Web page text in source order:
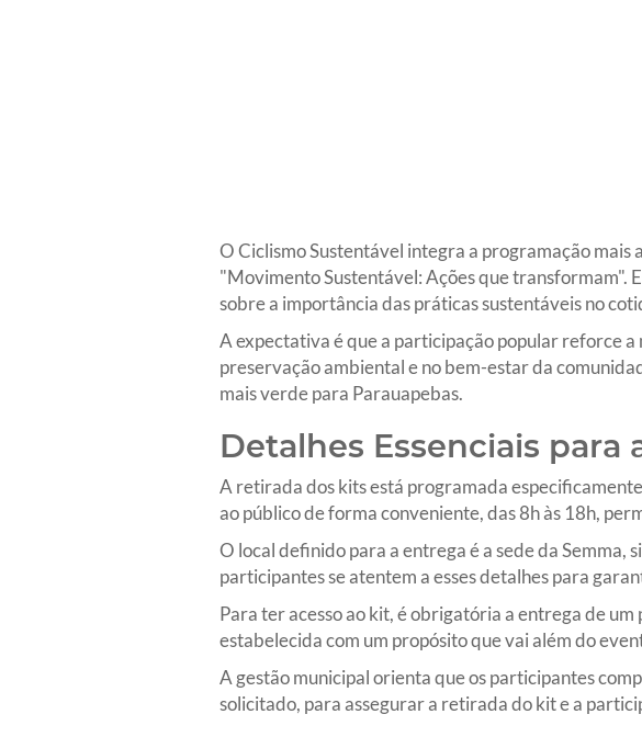
O Ciclismo Sustentável integra a programação mais
"Movimento Sustentável: Ações que transformam".
sobre a importância das práticas sustentáveis no
A expectativa é que a participação popular reforce
preservação ambiental e no bem-estar da
mais verde para Parauapebas.
Detalhes Essenciais para
A retirada dos kits está programada
ao público de forma conveniente, das 8h às 18h,
O local definido para a entrega é a sede da Semma,
participantes se atentem a esses detalhes para
Para ter acesso ao kit, é obrigatória a entrega de
estabelecida com um propósito que vai além do
A gestão municipal orienta que os participantes
solicitado, para assegurar a retirada do kit e a